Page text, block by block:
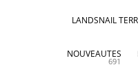
LANDSNAIL
NOUVEAUTES
691